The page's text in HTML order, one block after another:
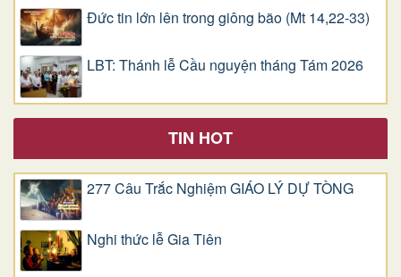
Đức tin lớn lên trong giông bão (Mt 14,22-33)
LBT: Thánh lễ Cầu nguyện tháng Tám 2026
TIN HOT
277 Câu Trắc Nghiệm GIÁO LÝ DỰ TÒNG
Nghi thức lễ Gia Tiên